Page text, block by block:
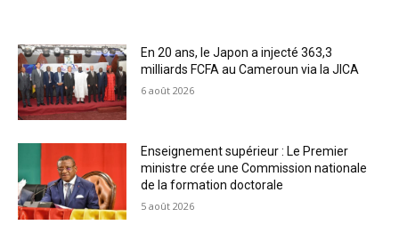
En 20 ans, le Japon a injecté 363,3
milliards FCFA au Cameroun via la JICA
6 août 2026
Enseignement supérieur : Le Premier
ministre crée une Commission nationale
de la formation doctorale
5 août 2026